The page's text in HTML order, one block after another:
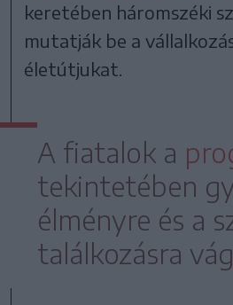
keretében háromszéki
mutatják be a
életútjukat.
A fiatalok a
tekintetében
élményre és a
találkozásra